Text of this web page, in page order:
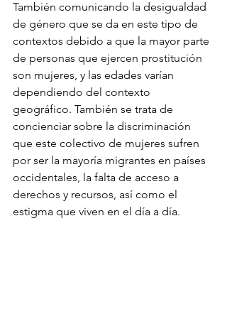
También comunicando la desigualdad
de género que se da en este tipo de
contextos debido a que la mayor parte
de personas que ejercen prostitución
son mujeres, y las edades varían
dependiendo del contexto
geográfico. También se trata de
concienciar sobre la discriminación
que este colectivo de mujeres sufren
por ser la mayoría migrantes en países
occidentales, la falta de acceso a
derechos y recursos, así como el
estigma que viven en el día a día.